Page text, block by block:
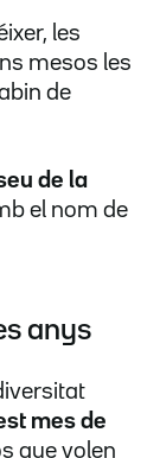
les
mesos les
de
de la
el nom de
anys
mes de
que volen